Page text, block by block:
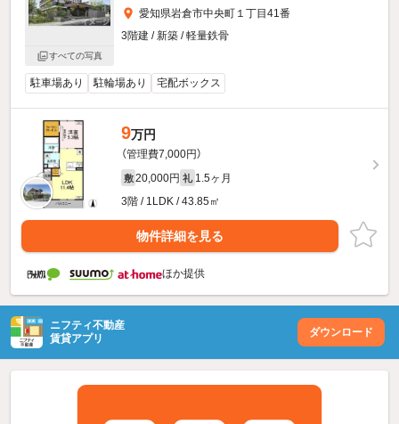
すべての写真
愛知県岩倉市中央町１丁目41番
3階建 / 新築 / 軽量鉄骨
駐車場あり 駐輪場あり 宅配ボックス
9万円
（管理費7,000円）
敷 20,000円 礼 1.5ヶ月
3階 / 1LDK / 43.85㎡
物件詳細を見る
ほか提供
ニフティ不動産
賃貸アプリ
ダウンロード